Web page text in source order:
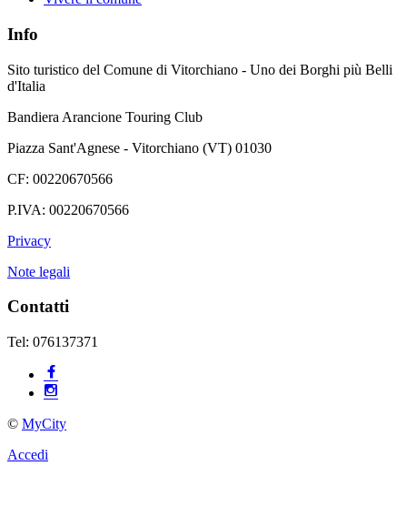
Info
Sito turistico del Comune di Vitorchiano - Uno dei Borghi più Belli
d'Italia
Bandiera Arancione Touring Club
Piazza Sant'Agnese - Vitorchiano (VT) 01030
CF: 00220670566
P.IVA: 00220670566
Privacy
Note legali
Contatti
Tel: 076137371
© MyCity
Accedi